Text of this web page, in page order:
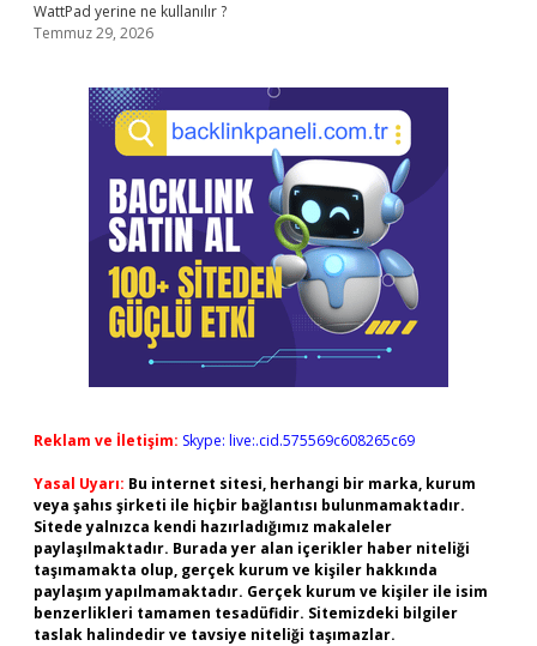
WattPad yerine ne kullanılır ?
Temmuz 29, 2026
Reklam ve İletişim: Skype: live:.cid.575569c608265c69
Yasal Uyarı: Bu internet sitesi, herhangi bir marka, kurum
veya şahıs şirketi ile hiçbir bağlantısı bulunmamaktadır.
Sitede yalnızca kendi hazırladığımız makaleler
paylaşılmaktadır. Burada yer alan içerikler haber niteliği
taşımamakta olup, gerçek kurum ve kişiler hakkında
paylaşım yapılmamaktadır. Gerçek kurum ve kişiler ile isim
benzerlikleri tamamen tesadüfidir. Sitemizdeki bilgiler
taslak halindedir ve tavsiye niteliği taşımazlar.